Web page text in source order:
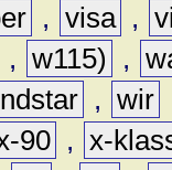
, visa ,
, w115) ,
, wir
90 , x-